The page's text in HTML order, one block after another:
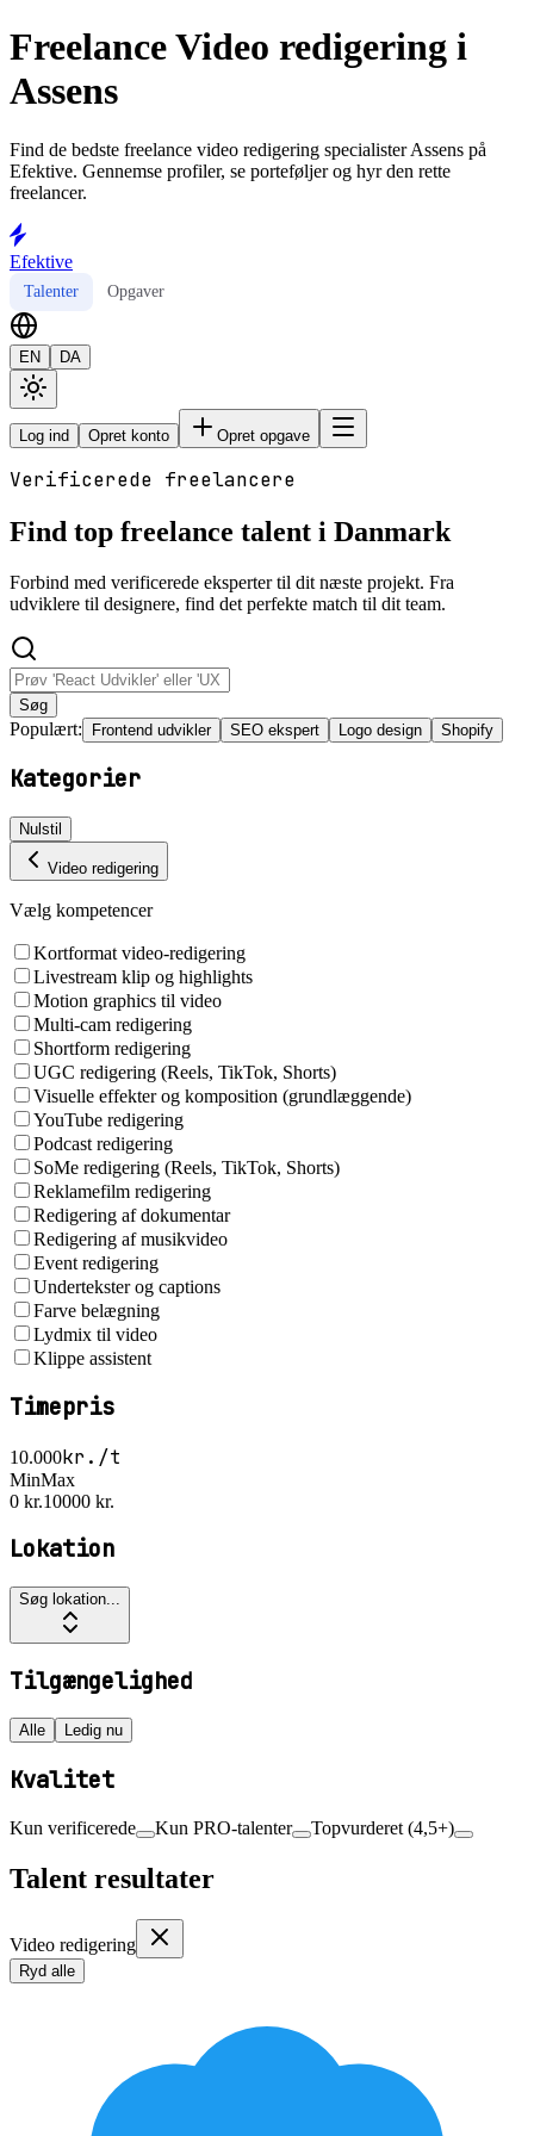
Freelance Video redigering i
Assens
Find de bedste freelance video redigering specialister Assens på
Efektive. Gennemse profiler, se porteføljer og hyr den rette
freelancer.
Efektive
Talenter Opgaver
EN DA
Log ind Opret konto Opret opgave
Verificerede freelancere
Find top freelance talent i Danmark
Forbind med verificerede eksperter til dit næste projekt. Fra
udviklere til designere, find det perfekte match til dit team.
Søg
Populært: Frontend udvikler SEO ekspert Logo design Shopify
Kategorier
Nulstil
Video redigering
Vælg kompetencer
Kortformat video-redigering
Livestream klip og highlights
Motion graphics til video
Multi-cam redigering
Shortform redigering
UGC redigering (Reels, TikTok, Shorts)
Visuelle effekter og komposition (grundlæggende)
YouTube redigering
Podcast redigering
SoMe redigering (Reels, TikTok, Shorts)
Reklamefilm redigering
Redigering af dokumentar
Redigering af musikvideo
Event redigering
Undertekster og captions
Farve belægning
Lydmix til video
Klippe assistent
Timepris
10.000kr./t
MinMax
0 kr.10000 kr.
Lokation
Søg lokation...
Tilgængelighed
Alle Ledig nu
Kvalitet
Kun verificerede Kun PRO-talenter Topvurderet (4,5+)
Talent resultater
Video redigering
Ryd alle